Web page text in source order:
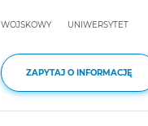
WOJSKOWY UNIWERSYTET
ZAPYTAJ O INFORMACJĘ